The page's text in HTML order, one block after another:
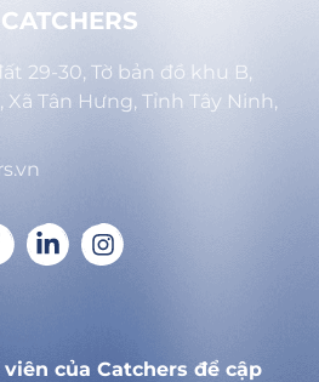
29-30, Tờ bản đồ khu B,
Xã Tân Hưng, Tỉnh Tây Ninh,
của Catchers để cập